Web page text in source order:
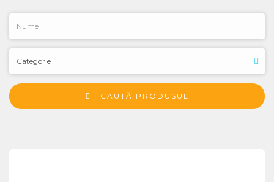
CAUTĂ PRODUSUL